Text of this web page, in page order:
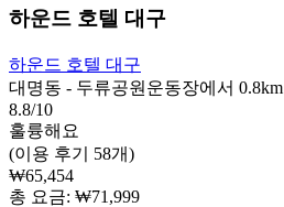
하운드 호텔 대구
하운드 호텔 대구
대명동 - 두류공원운동장에서 0.8km
8.8/10
훌륭해요
(이용 후기 58개)
₩65,454
총 요금: ₩71,999